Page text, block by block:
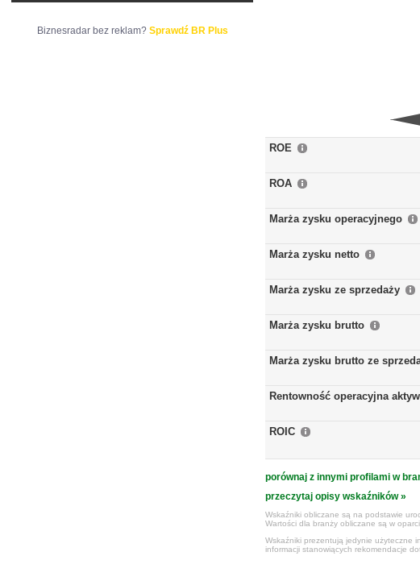
ROE
ROA
Marża zysku operacyjnego
Marża zysku netto
Marża zysku ze sprzedaży
Marża zysku brutto
Marża zysku brutto ze
Rentowność operacyjna
ROIC
porównaj z innymi profilami w
przeczytaj opisy wskaźników »
Wskaźniki obliczane są na podstawie
Wartości dla branży obliczane są w
Wskaźniki prezentują jedynie użyteczne
informacji stanowiących rekomendacje
Biznesradar bez reklam? Sprawdź BR Plus